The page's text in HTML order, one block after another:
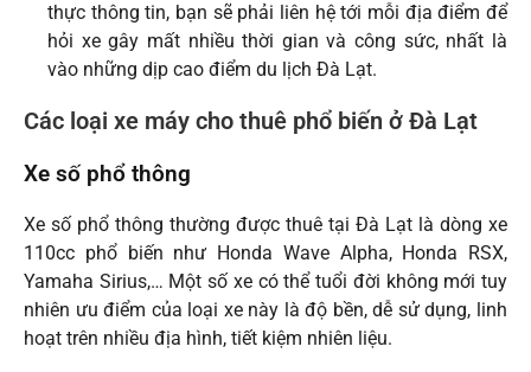
thực thông tin, bạn sẽ phải liên hệ tới mỗi địa điểm để
hỏi xe gây mất nhiều thời gian và công sức, nhất là
vào những dịp cao điểm du lịch Đà Lạt.
Các loại xe máy cho thuê phổ biến ở Đà Lạt
Xe số phổ thông
Xe số phổ thông thường được thuê tại Đà Lạt là dòng xe
110cc phổ biến như Honda Wave Alpha, Honda RSX,
Yamaha Sirius,… Một số xe có thể tuổi đời không mới tuy
nhiên ưu điểm của loại xe này là độ bền, dễ sử dụng, linh
hoạt trên nhiều địa hình, tiết kiệm nhiên liệu.